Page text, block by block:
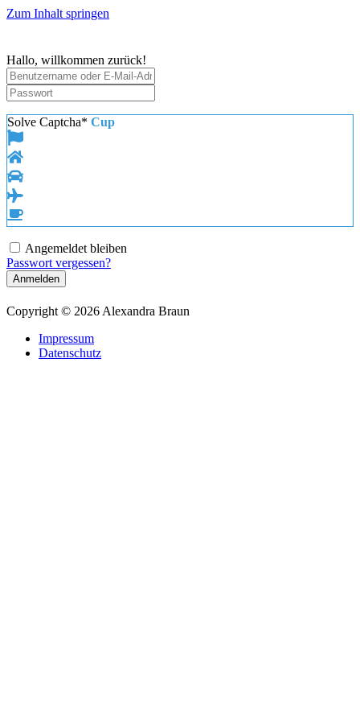
Zum Inhalt springen
Hallo, willkommen zurück!
Solve Captcha* Cup
Angemeldet bleiben
Passwort vergessen?
Anmelden
Copyright © 2026 Alexandra Braun
Impressum
Datenschutz